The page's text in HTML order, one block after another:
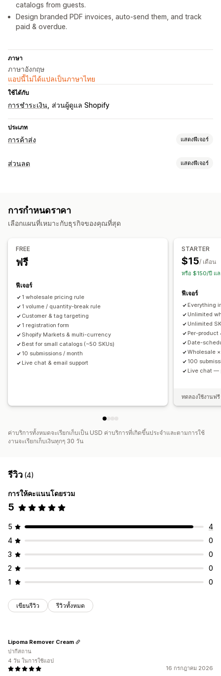
catalogs from guests.
Design branded PDF invoices, auto-send them, and track
paid & overdue.
ภาษา
ภาษาอังกฤษ
แอปนี้ไม่ได้แปลเป็นภาษาไทย
ใช้ได้กับ
การชำระเงิน ส่วนผู้ดูแล Shopify
ประเภท
การค้าส่ง แสดงฟีเจอร์
ตัวเลือกการกำหนดราคา
หลายสกุลเงิน แบบฟอร์มสมัครใช้งาน
การติดแท็กลูกค้า
การจัดการคำสั่งซื้อ
แบบฟอร์มสั่งซื้อ
คำสั่งซื้อที่ยังไม่ชำระเงิน
ส่วนลด แสดงฟีเจอร์
การกำหนดราคาตามปริมาณการสั่งซื้อ
ตัวแบ่งปริมาณ ส่วนลดแบบคงที่ เปอร์เซ็นต์ส่วนลด
ส่วนลดเพิ่มยอดขาย
ส่วนลดที่กำหนดเอง
การจัดการส่วนลด
แคมเปญ
การทำงานอัตโนมัติ
การกำหนดราคา
เลือกแผนที่เหมาะกับธุรกิจของคุณที่สุด
FREE
ฟรี
ฟีเจอร์
1 wholesale pricing rule
1 volume / quantity-break rule
Customer & tag targeting
1 registration form
Shopify Markets & multi-currency
Best for small catalogs (~50 SKUs)
10 submissions / month
Live chat & email support
STARTER
$15/ เดือน
หรือ $150/ปี แล
ฟีเจอร์
Everything
Unlimited
Unlimited
Per-product
Date-
Wholesale
100
Live chat —
ทดลองใช้งานฟ
ค่าบริการทั้งหมดจะเรียกเก็บเป็น USD ค่าบริการที่เกิดขึ้นประจำและตามการใช้
งานจะเรียกเก็บเงินทุกๆ 30 วัน
รีวิว (4)
การให้คะแนนโดยรวม
5
5
4
4
0
3
0
2
0
1
0
เขียนรีวิว รีวิวทั้งหมด
16 กรกฎาคม 2026
Lipoma Remover Cream
ปากีสถาน
4 วัน ในการใช้แอป